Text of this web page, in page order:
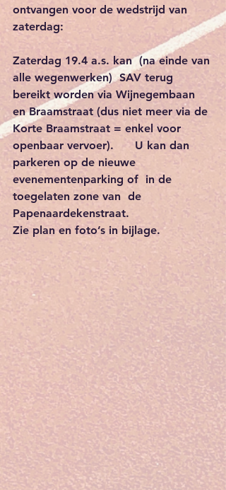
ontvangen voor de wedstrijd van
zaterdag:
Zaterdag 19.4 a.s. kan  (na einde van
alle wegenwerken)  SAV terug
bereikt worden via Wijnegembaan
en Braamstraat (dus niet meer via de
Korte Braamstraat = enkel voor
openbaar vervoer).      U kan dan
parkeren op de nieuwe
evenementenparking of  in de
toegelaten zone van  de
Papenaardekenstraat.
Zie plan en foto’s in bijlage.